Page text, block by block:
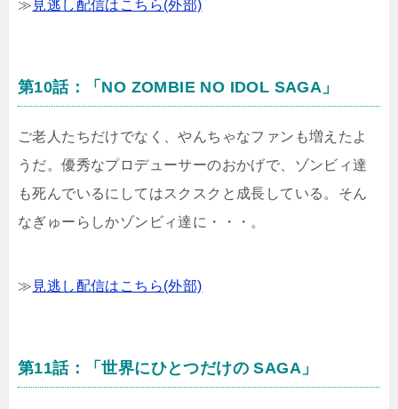
≫ 見逃し配信はこちら(外部)
第10話：「NO ZOMBIE NO IDOL SAGA」
ご老人たちだけでなく、やんちゃなファンも増えたよ
うだ。優秀なプロデューサーのおかげで、ゾンビィ達
も死んでいるにしてはスクスクと成長している。そん
なぎゅーらしかゾンビィ達に・・・。
≫ 見逃し配信はこちら(外部)
第11話：「世界にひとつだけの SAGA」